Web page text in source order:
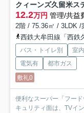
クィーンズ久留米ス
12.2万円 管理/共益
2階 / 75.36㎡ / 3LDK /
西鉄大牟田線「西鉄
バス・トイレ別 室
電気有
都市ガス
敷礼0
便利なスーパー「フー
キュリティ面は、TVイ